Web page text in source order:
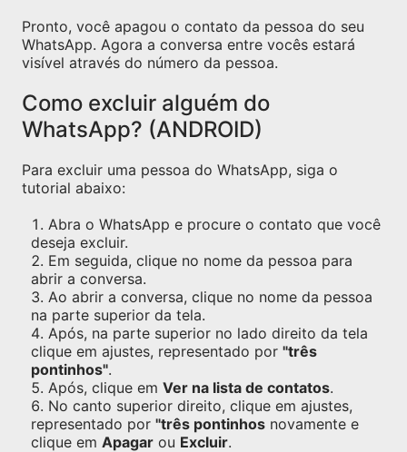
Pronto, você apagou o contato da pessoa do seu
WhatsApp. Agora a conversa entre vocês estará
visível através do número da pessoa.
Como excluir alguém do
WhatsApp? (ANDROID)
Para excluir uma pessoa do WhatsApp, siga o
tutorial abaixo:
Abra o WhatsApp e procure o contato que você
deseja excluir.
Em seguida, clique no nome da pessoa para
abrir a conversa.
Ao abrir a conversa, clique no nome da pessoa
na parte superior da tela.
Após, na parte superior no lado direito da tela
clique em ajustes, representado por "três
pontinhos".
Após, clique em Ver na lista de contatos.
No canto superior direito, clique em ajustes,
representado por "três pontinhos novamente e
clique em Apagar ou Excluir.